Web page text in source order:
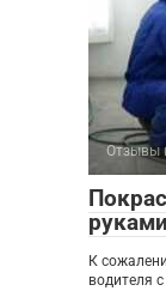
Отзывы
К
водителя